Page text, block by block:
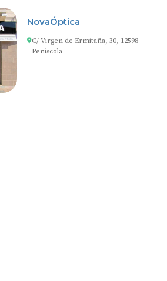
NovaÓptica
C/ Virgen de Ermitaña, 30, 12598
Peníscola